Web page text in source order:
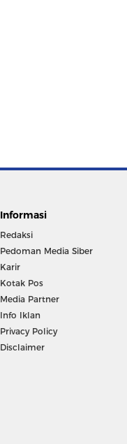
Informasi
Redaksi
Pedoman Media Siber
Karir
Kotak Pos
Media Partner
Info Iklan
Privacy Policy
Disclaimer